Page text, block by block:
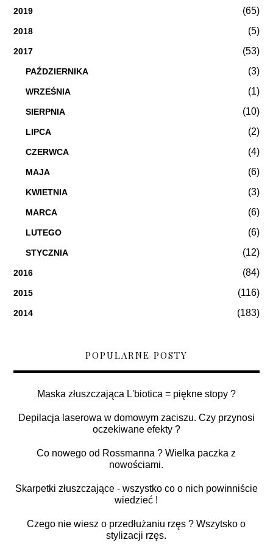
2019 (65)
2018 (5)
2017 (53)
PAŹDZIERNIKA (3)
WRZEŚNIA (1)
SIERPNIA (10)
LIPCA (2)
CZERWCA (4)
MAJA (6)
KWIETNIA (3)
MARCA (6)
LUTEGO (6)
STYCZNIA (12)
2016 (84)
2015 (116)
2014 (183)
POPULARNE POSTY
Maska złuszczająca L'biotica = piękne stopy ?
Depilacja laserowa w domowym zaciszu. Czy przynosi
oczekiwane efekty ?
Co nowego od Rossmanna ? Wielka paczka z
nowościami.
Skarpetki złuszczające - wszystko co o nich powinniście
wiedzieć !
Czego nie wiesz o przedłużaniu rzęs ? Wszytsko o
stylizacji rzęs.